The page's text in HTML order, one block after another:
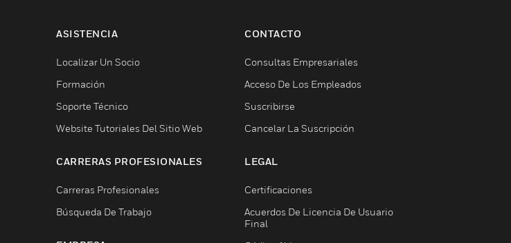
ASISTENCIA
Localizar Un Socio
Formación
Soporte Técnico
Website Tutoriales Del Sitio Web
CARRERAS PROFESIONALES
Carreras Profesionales
Búsqueda De Trabajo
CONTACTO
Consultas Empresariales
Acceso De Los Empleados
Suscribirse
Cancelar La Suscripción
LEGAL
Certificaciones
Acuerdos De Licencia De Usuario
Final